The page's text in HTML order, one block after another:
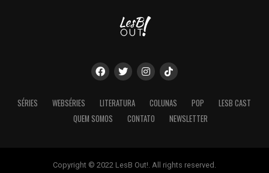
SÉRIES WEBSÉRIES LITERATURA COLUNAS POP
LESB CAST
QUEM SOMOS
CONTATO NEWSLETTER
Copyright © 2022 LesB Out!. All rights reserved.